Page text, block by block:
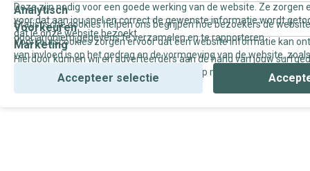
Deze zijn nodig voor een goede werking van de website. Ze zorgen
voor dat aan jou snel en correct de gewenste informatie wordt
dat je onze website bezoekt.
Analytisch
Statistische cookies helpen ons begrijpen hoe bezoekers de
door anoniem gegevens te verzamelen en te rapporteren.
Voorkeuren
Voorkeurscookies zorgen ervoor dat een website informatie kan
van invloed is op het gedrag en de vormgeving van de website,
Marketing
Hierdoor kunnen wij en adverteerders aan de hand van jouw
gepersonaliseerde online advertenties en op maat gemaakte
Accepteer selectie